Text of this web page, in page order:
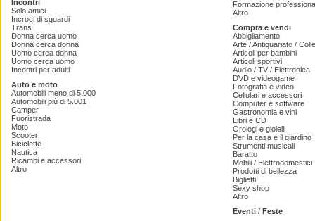
Incontri
Solo amici
Incroci di sguardi
Trans
Donna cerca uomo
Donna cerca donna
Uomo cerca donna
Uomo cerca uomo
Incontri per adulti
Auto e moto
Automobili meno di 5.000
Automobili più di 5.001
Camper
Fuoristrada
Moto
Scooter
Biciclette
Nautica
Ricambi e accessori
Altro
Formazione
Altro
Compra e vendi
Abbigliamento
Arte / Antiquariato /
Articoli per bambini
Articoli sportivi
Audio / TV / Elettronica
DVD e videogame
Fotografia e video
Cellulari e accessori
Computer e software
Gastronomia e vini
Libri e CD
Orologi e gioielli
Per la casa e il giardino
Strumenti musicali
Baratto
Mobili / Elettrodomestici
Prodotti di bellezza
Biglietti
Sexy shop
Altro
Eventi / Feste